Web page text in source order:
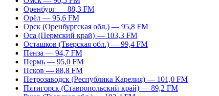
Оренбург — 88,3 FM
Орёл — 95,6 FM
Орск (Оренбургская обл.) — 95,8 FM
Оса (Пермский край) — 103,3 FM
Осташков (Тверская обл.) — 99,4 FM
Пенза — 94,7 FM
Пермь — 95,0 FM
Псков — 88,8 FM
Петрозаводск (Республика Карелия) — 101,0 FM
Пятигорск (Ставропольский край) — 89,2 FM